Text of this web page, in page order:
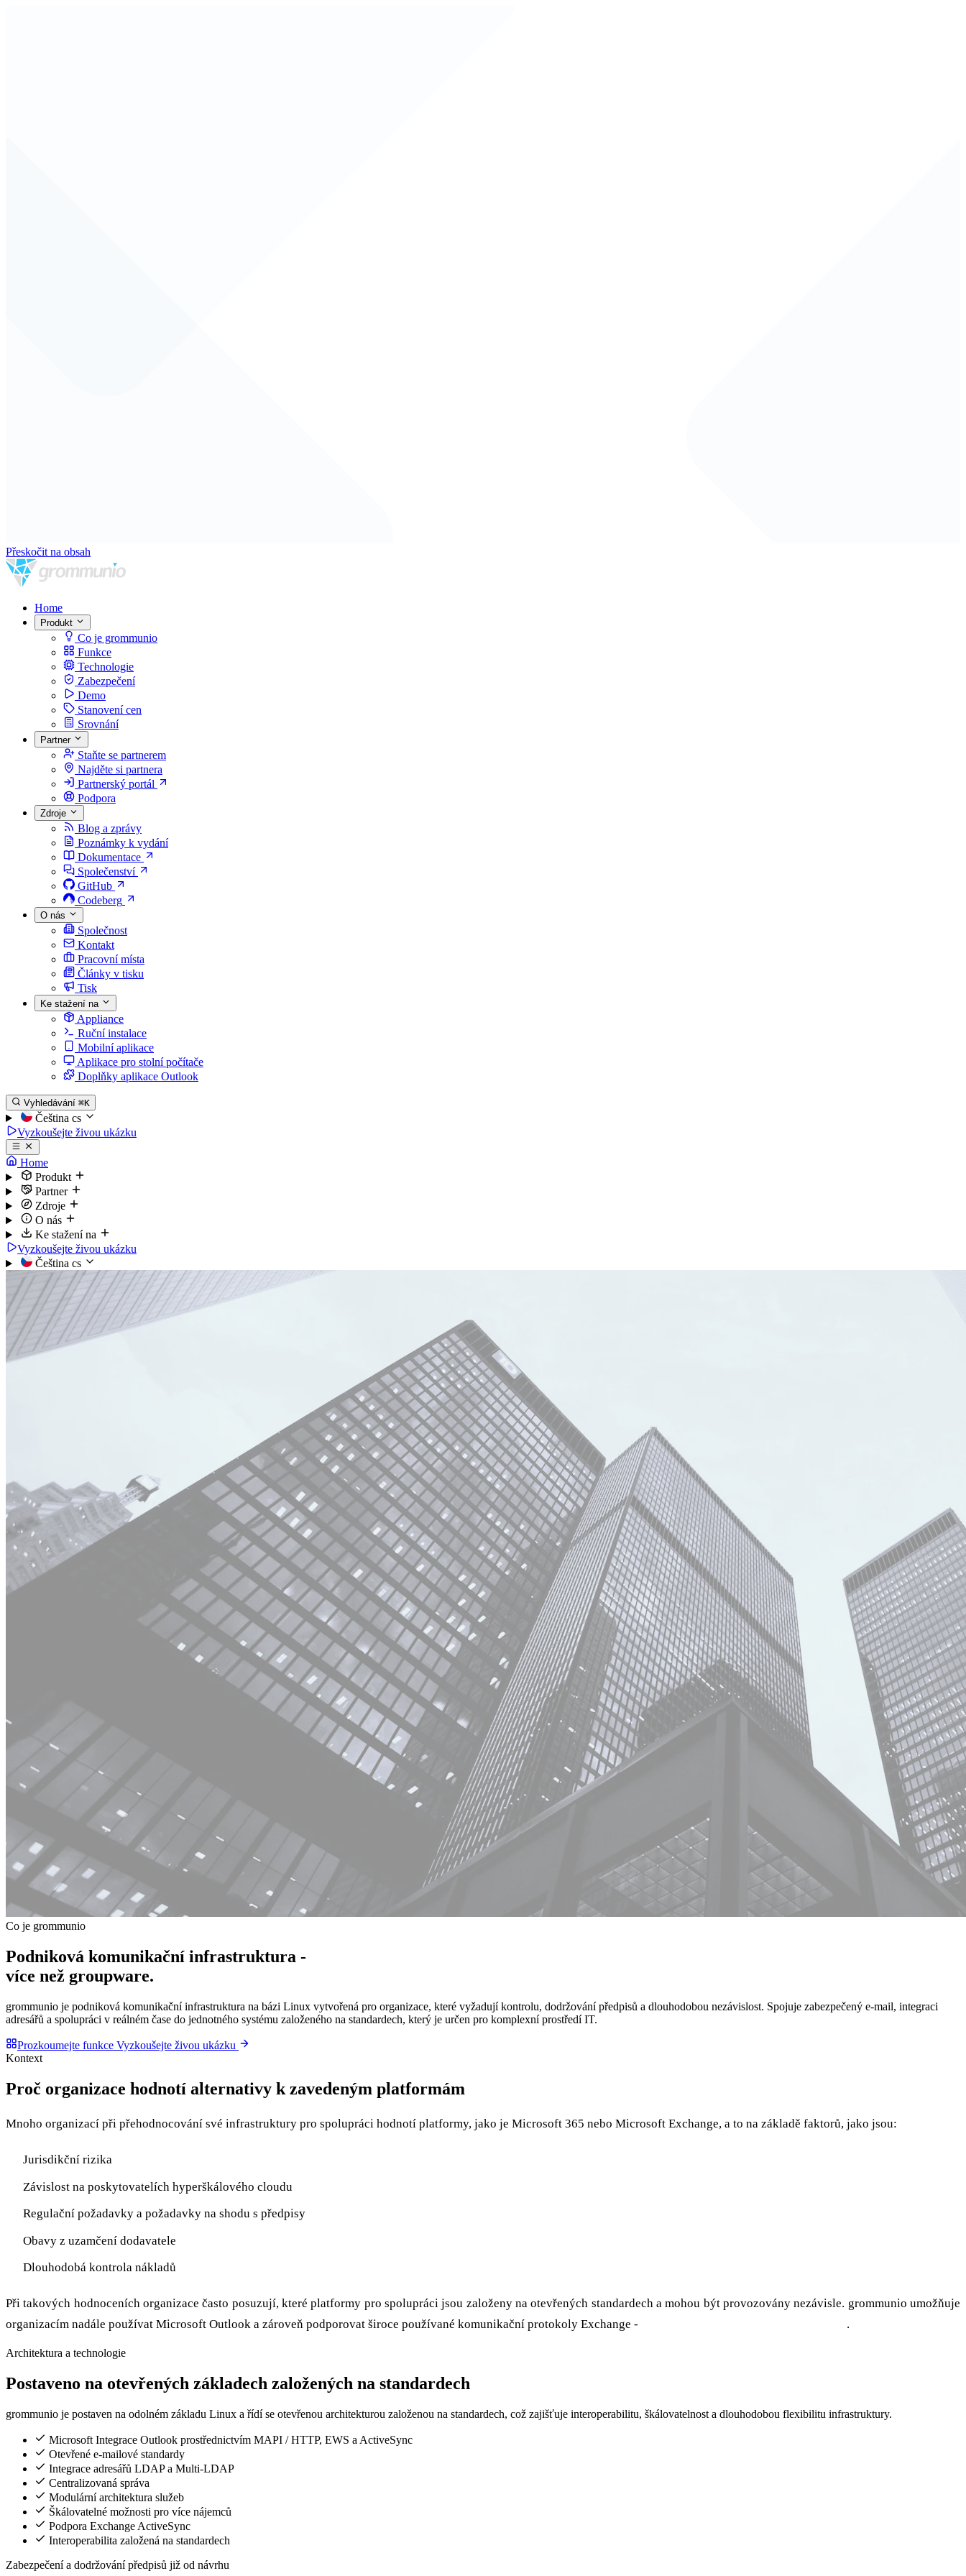
Přeskočit na obsah
Home
Produkt
Co je grommunio
Funkce
Technologie
Zabezpečení
Demo
Stanovení cen
Srovnání
Partner
Staňte se partnerem
Najděte si partnera
Partnerský portál
Podpora
Zdroje
Blog a zprávy
Poznámky k vydání
Dokumentace
Společenství
GitHub
Codeberg
O nás
Společnost
Kontakt
Pracovní místa
Články v tisku
Tisk
Ke stažení na
Appliance
Ruční instalace
Mobilní aplikace
Aplikace pro stolní počítače
Doplňky aplikace Outlook
Vyhledávání ⌘K
Čeština cs
Vyzkoušejte živou ukázku
Home
Produkt
Partner
Zdroje
O nás
Ke stažení na
Vyzkoušejte živou ukázku
Čeština cs
Co je grommunio
Podniková komunikační infrastruktura -
více než groupware.
grommunio je podniková komunikační infrastruktura na bázi Linux vytvořená pro organizace, které vyžadují kontrolu, dodržování předpisů a dlouhodobou nezávislost. Spojuje zabezpečený e-mail, integraci
adresářů a spolupráci v reálném čase do jednotného systému založeného na standardech, který je určen pro komplexní prostředí IT.
Prozkoumejte funkce Vyzkoušejte živou ukázku
Kontext
Proč organizace hodnotí alternativy k zavedeným platformám
Mnoho organizací při přehodnocování své infrastruktury pro spolupráci hodnotí platformy, jako je Microsoft 365 nebo Microsoft Exchange, a to na základě faktorů, jako jsou:
Jurisdikční rizika
Závislost na poskytovatelích hyperškálového cloudu
Regulační požadavky a požadavky na shodu s předpisy
Obavy z uzamčení dodavatele
Dlouhodobá kontrola nákladů
Při takových hodnoceních organizace často posuzují, které platformy pro spolupráci jsou založeny na otevřených standardech a mohou být provozovány nezávisle. grommunio umožňuje
organizacím nadále používat Microsoft Outlook a zároveň podporovat široce používané komunikační protokoly Exchange -
.
Architektura a technologie
Postaveno na otevřených základech založených na standardech
grommunio je postaven na odolném základu Linux a řídí se otevřenou architekturou založenou na standardech, což zajišťuje interoperabilitu, škálovatelnost a dlouhodobou flexibilitu infrastruktury.
Microsoft Integrace Outlook prostřednictvím MAPI / HTTP, EWS a ActiveSync
Otevřené e-mailové standardy
Integrace adresářů LDAP a Multi-LDAP
Centralizovaná správa
Modulární architektura služeb
Škálovatelné možnosti pro více nájemců
Podpora Exchange ActiveSync
Interoperabilita založená na standardech
Zabezpečení a dodržování předpisů již od návrhu